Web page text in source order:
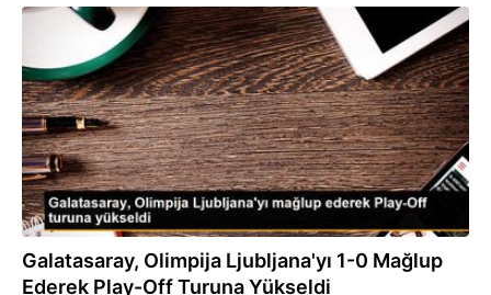
15.08.2023
Galatasaray, Olimpija Ljubljana'yı 1-0 Mağlup
Ederek Play-Off Turuna Yükseldi